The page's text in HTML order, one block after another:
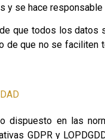
y se hace
de que todos los
de que no se
dispuesto en las
GDPR y